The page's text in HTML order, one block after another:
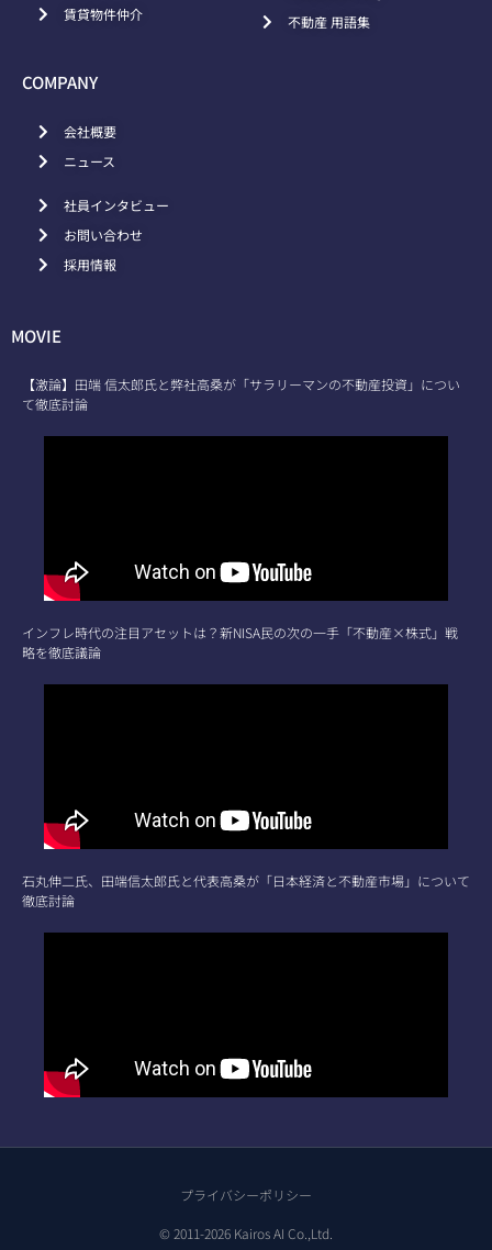
賃貸物件仲介
不動産 用語集
COMPANY
会社概要
ニュース
社員インタビュー
お問い合わせ
採用情報
MOVIE
【激論】田端 信太郎氏と弊社高桑が「サラリーマンの不動産投資」につい
て徹底討論
インフレ時代の注目アセットは？新NISA民の次の一手「不動産×株式」戦
略を徹底議論
石丸伸二氏、田端信太郎氏と代表高桑が「日本経済と不動産市場」について
徹底討論
© 2011-2026 Kairos AI Co.,Ltd.
プライバシーポリシー